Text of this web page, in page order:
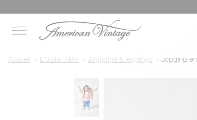
Accueil L'outlet AMV Joggings & leggings Jogging